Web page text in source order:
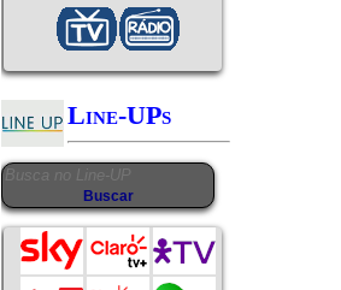
Line-UPs